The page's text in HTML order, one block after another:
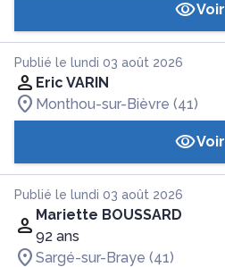
Voir
Publié le lundi 03 août 2026
Eric VARIN
Monthou-sur-Bièvre (41)
Voir
Publié le lundi 03 août 2026
Mariette BOUSSARD
92 ans
Sargé-sur-Braye (41)